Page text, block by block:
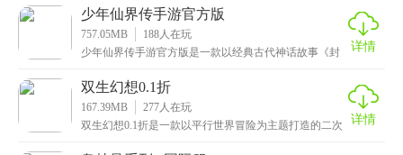
游戏
少年仙界传手游官方版
757.05MB 188人在玩
少年仙界传手游官方版是一款以经典古代神话故事《封
类手
详情
双生幻想0.1折
167.39MB 277人在玩
双生幻想0.1折是一款以平行世界冒险为主题打造的二次
详情